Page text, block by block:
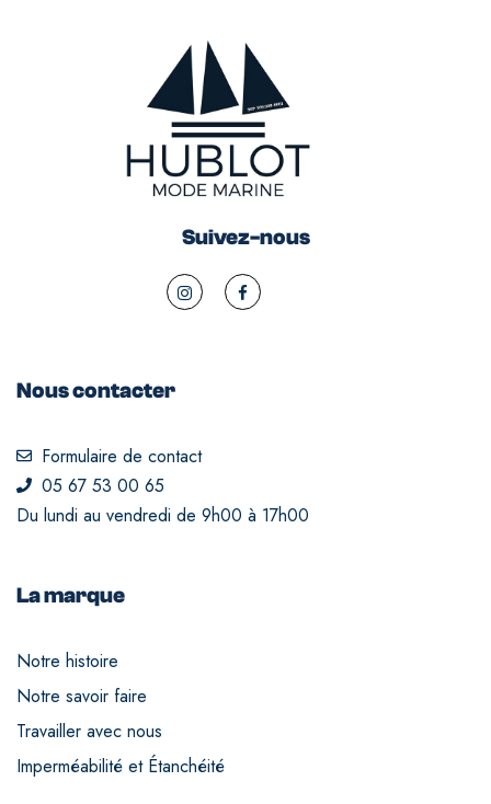
Suivez-nous
Nous contacter
Formulaire de contact
05 67 53 00 65
Du lundi au vendredi de 9h00 à 17h00
La marque
Notre histoire
Notre savoir faire
Travailler avec nous
Imperméabilité et Étanchéité